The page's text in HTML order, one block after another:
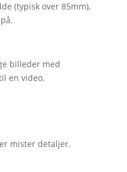
(typisk over 85mm),
billeder med
en video.
mister detaljer.